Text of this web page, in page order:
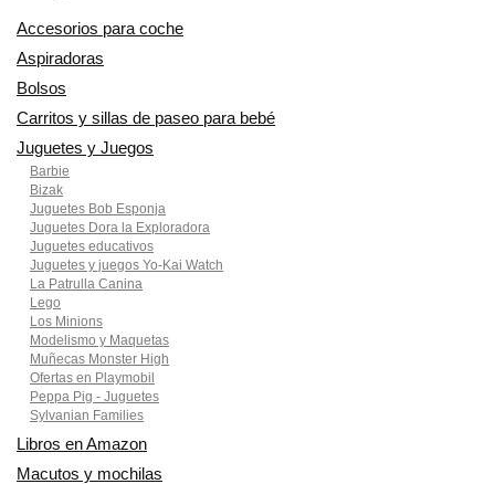
Accesorios para coche
Aspiradoras
Bolsos
Carritos y sillas de paseo para bebé
Juguetes y Juegos
Barbie
Bizak
Juguetes Bob Esponja
Juguetes Dora la Exploradora
Juguetes educativos
Juguetes y juegos Yo-Kai Watch
La Patrulla Canina
Lego
Los Minions
Modelismo y Maquetas
Muñecas Monster High
Ofertas en Playmobil
Peppa Pig - Juguetes
Sylvanian Families
Libros en Amazon
Macutos y mochilas